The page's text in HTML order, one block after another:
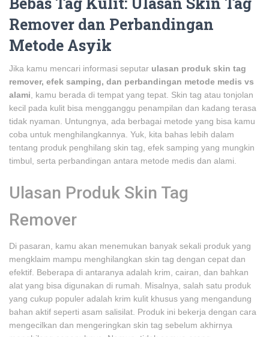
Remover dan Perbandingan
Metode Asyik
Jika kamu mencari informasi seputar ulasan produk skin tag
remover, efek samping, dan perbandingan metode medis vs
alami , kamu berada di tempat yang tepat. Skin tag atau tonjolan
kecil pada kulit bisa mengganggu penampilan dan kadang terasa
tidak nyaman. Untungnya, ada berbagai metode yang bisa kamu
coba untuk menghilangkannya. Yuk, kita bahas lebih dalam
tentang produk penghilang skin tag, efek samping yang mungkin
timbul, serta perbandingan antara metode medis dan alami.
Ulasan Produk Skin Tag
Remover
Di pasaran, kamu akan menemukan banyak sekali produk yang
mengklaim mampu menghilangkan skin tag dengan cepat dan
efektif. Beberapa di antaranya adalah krim, cairan, dan bahkan
alat yang bisa digunakan di rumah. Misalnya, salah satu produk
yang cukup populer adalah krim kulit khusus yang mengandung
bahan aktif seperti asam salisilat. Produk ini bekerja dengan cara
mengecilkan dan mengeringkan skin tag sebelum akhirnya